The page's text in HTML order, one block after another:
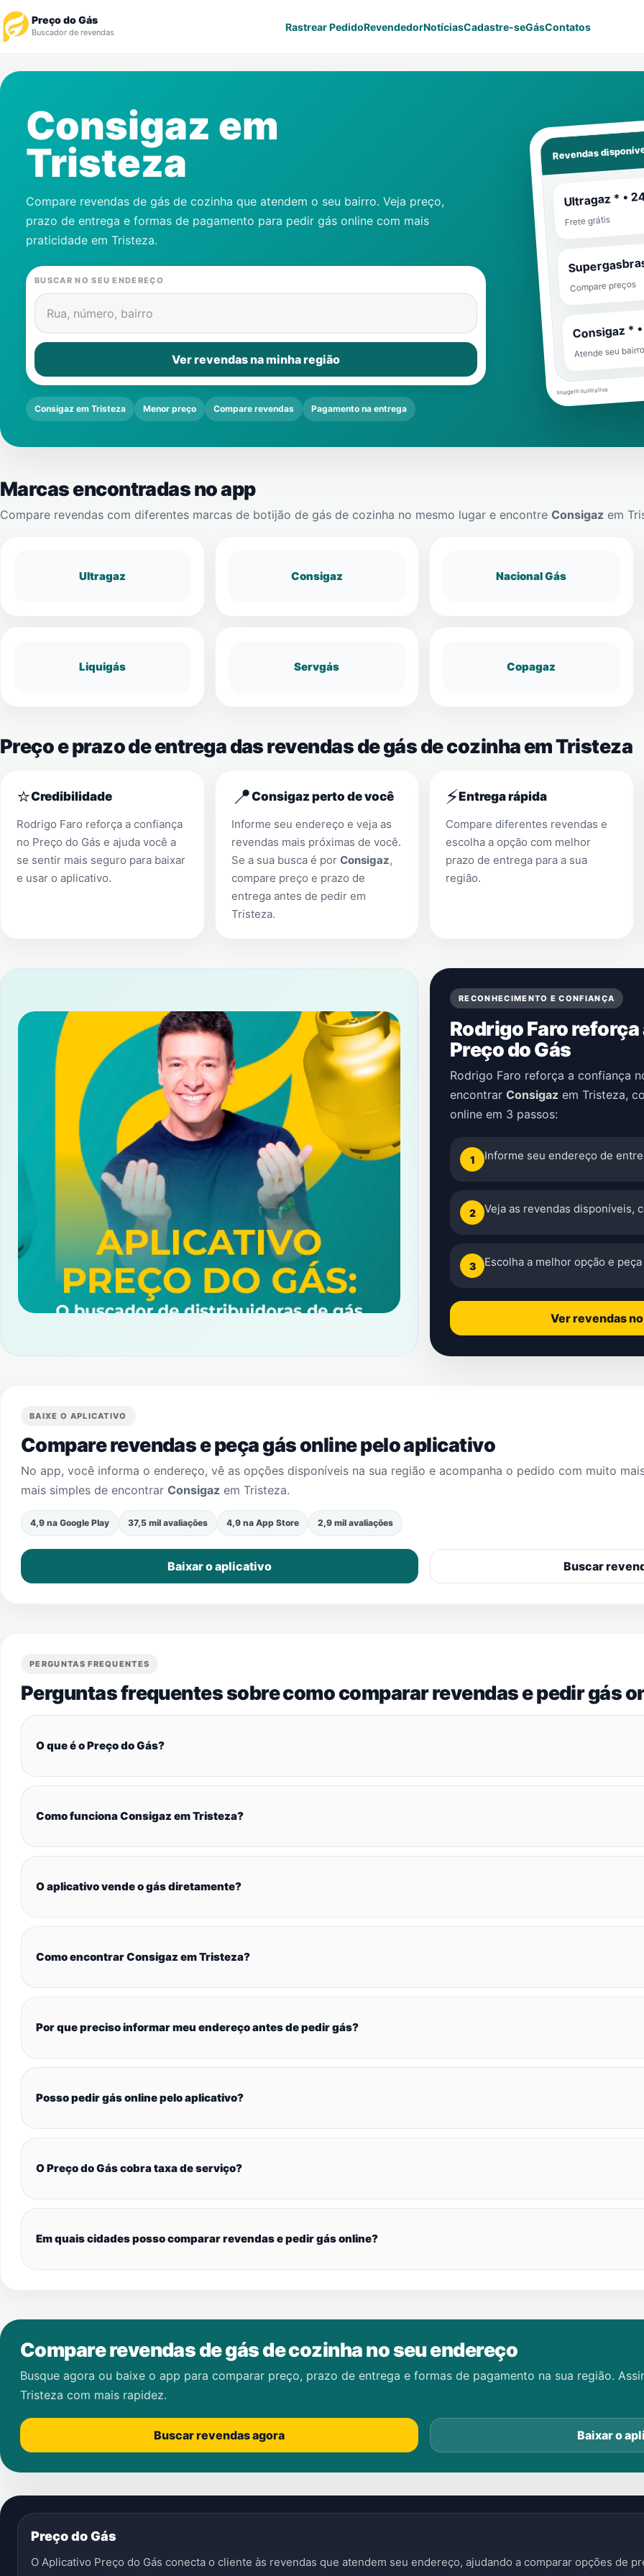
Preço do Gás
Buscador de revendas Rastrear PedidoRevendedorNotíciasCadastre-seGásContatos
Revendedor
Notícias
Gás
Contatos
Consigaz em
Tristeza
Compare revendas de gás de cozinha que atendem o seu bairro. Veja preço,
prazo de entrega e formas de pagamento para pedir gás online com mais
praticidade em Tristeza.
BUSCAR NO SEU ENDEREÇO
Rua, número, bairro
Ver revendas na minha região
Consigaz em Tristeza Menor preço Compare revendas Pagamento na entrega
Revendas
Ultragaz * •
Frete grátis
Compare preços
Consigaz *
Atende seu
Imagem ilustrativa
Marcas encontradas no app
Compare revendas com diferentes marcas de botijão de gás de cozinha no mesmo lugar e encontre Consigaz em
Ultragaz Consigaz Nacional Gás
Liquigás Servgás Copagaz
Preço e prazo de entrega das revendas de gás de cozinha em Tristeza
⭐Credibilidade
Rodrigo Faro reforça a confiança
no Preço do Gás e ajuda você a
se sentir mais seguro para baixar
e usar o aplicativo.
📍Consigaz perto de você
Informe seu endereço e veja as
revendas mais próximas de você.
Se a sua busca é por Consigaz,
compare preço e prazo de
entrega antes de pedir em
Tristeza.
⚡Entrega rápida
Compare diferentes revendas e
escolha a opção com melhor
prazo de entrega para a sua
região.
RECONHECIMENTO E CONFIANÇA
Rodrigo Faro
Preço do Gás
Rodrigo Faro reforça a confiança
encontrar Consigaz em Tristeza,
online em 3 passos:
1 Informe seu endereço de
2 Veja as revendas disponíveis,
3 Escolha a melhor opção e
Ver revendas
BAIXE O APLICATIVO
Compare revendas e peça gás online pelo aplicativo
No app, você informa o endereço, vê as opções disponíveis na sua região e acompanha o pedido com muito
mais simples de encontrar Consigaz em Tristeza.
4,9 na Google Play 37,5 mil avaliações 4,9 na App Store 2,9 mil avaliações
Baixar o aplicativo Buscar
PERGUNTAS FREQUENTES
Perguntas frequentes sobre como comparar revendas e pedir gás
O que é o Preço do Gás?
Como funciona Consigaz em Tristeza?
O aplicativo vende o gás diretamente?
Como encontrar Consigaz em Tristeza?
Por que preciso informar meu endereço antes de pedir gás?
Posso pedir gás online pelo aplicativo?
O Preço do Gás cobra taxa de serviço?
Em quais cidades posso comparar revendas e pedir gás online?
Compare revendas de gás de cozinha no seu endereço
Busque agora ou baixe o app para comparar preço, prazo de entrega e formas de pagamento na sua região.
Tristeza com mais rapidez.
Buscar revendas agora Baixar o
Preço do Gás
O Aplicativo Preço do Gás conecta o cliente às revendas que atendem seu endereço, ajudando a comparar opções de